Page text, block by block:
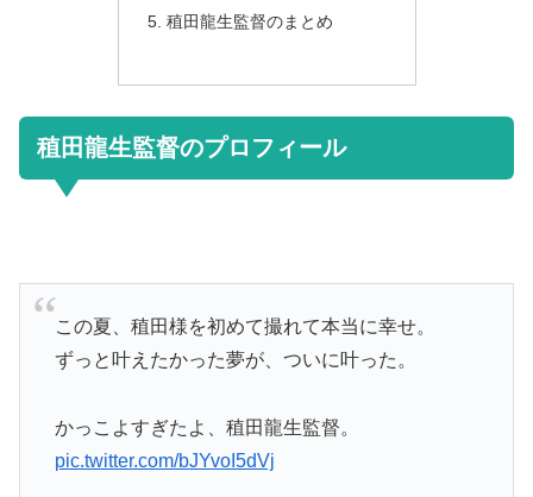
稙田龍生監督のまとめ
稙田龍生監督のプロフィール
この夏、稙田様を初めて撮れて本当に幸せ。
ずっと叶えたかった夢が、ついに叶った。
かっこよすぎたよ、稙田龍生監督。
pic.twitter.com/bJYvoI5dVj